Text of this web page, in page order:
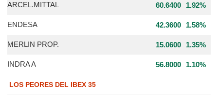
ARCEL.MITTAL 60.6400 1.92%
ENDESA 42.3600 1.58%
MERLIN PROP. 15.0600 1.35%
INDRA A 56.8000 1.10%
LOS PEORES DEL IBEX 35